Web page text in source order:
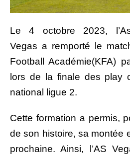
Le 4 octobre 2023,
Vegas a remporté le
Football Académie(KFA)
lors de la finale des play
national ligue 2.
Cette formation a permis,
de son histoire, sa montée
prochaine. Ainsi, l’AS